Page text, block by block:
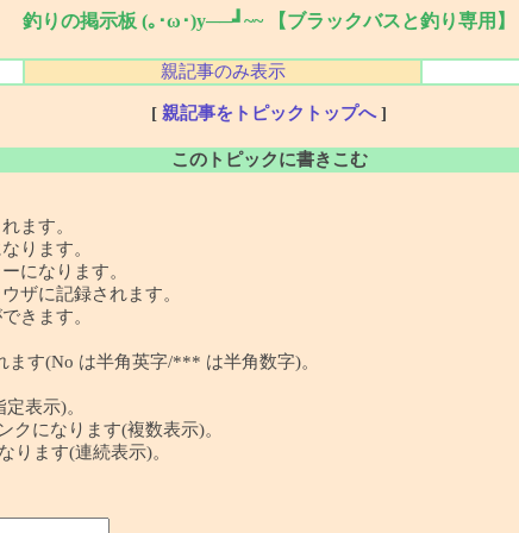
釣りの掲示板 (｡･ω･)y──┛~~ 【ブラックバスと釣り専用】
親記事のみ表示
[ 親記事をトピックトップへ]
このトピックに書きこむ
ます。
ります。
になります。
ザに記録されます。
きます。
す(No は半角英字/*** は半角数字)。
表示)。
クになります(複数表示)。
ります(連続表示)。